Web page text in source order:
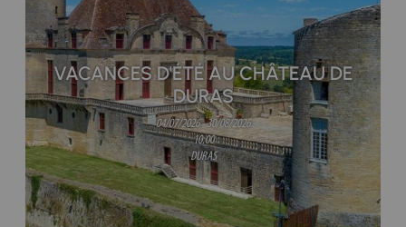
VACANCES D'ÉTÉ AU CHÂTEAU DE
DURAS
04/07/2026 - 30/08/2026
10:00
DURAS